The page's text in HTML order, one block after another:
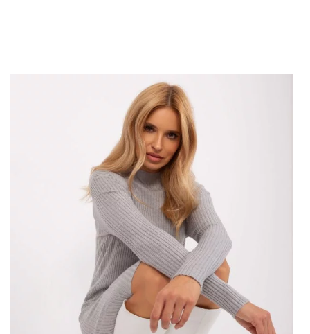
Chtěli bychom zdůraznit, že naše šaty velikosti plus jsou nejen
módní, ale také pohodlné. Díky volnému střihu je ideální pro
jakýkoli typ postavy. Je vyrobena z bavlny, která poskytuje
pohodlí, je příjemná pro pokožku a je ideální pro teplé počasí.
Fawn barvy, jako ecru, jsou v módě stále populárnější, protože
dodávají jemnost a snadno se kombinují s jinými barvami.
Bavlněné šaty Ecru Plus Size –
trendy a styly šatů
Na módní scéně existuje celá řada stylů a trendů a jedním z
nich je určitě módní barva ecru. Ecru Cotton Dress Plus Size –
Tyto ecru bavlněné šaty s kapsami představují trend přírodních
a jemných barev, …